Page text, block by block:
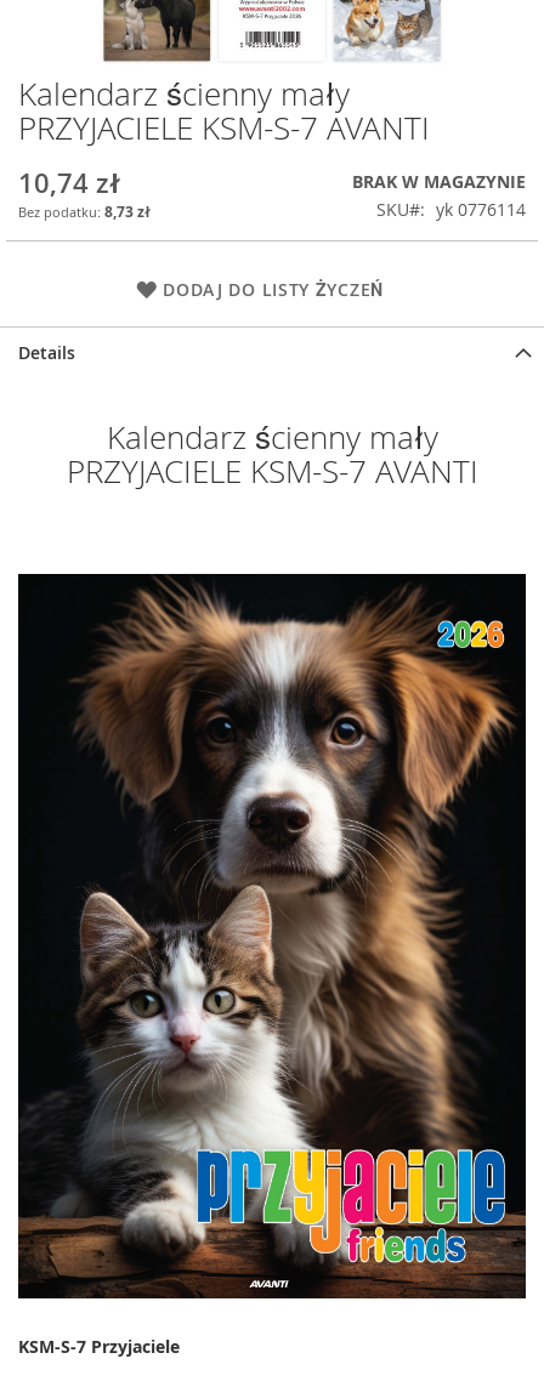
Przejdź
na
początek
Kalendarz ścienny mały
PRZYJACIELE KSM-S-7 AVANTI
10,74 zł
8,73 zł
BRAK W MAGAZYNIE
SKU
yk 0776114
DODAJ DO LISTY ŻYCZEŃ
Details
Kalendarz ścienny mały
PRZYJACIELE KSM-S-7 AVANTI
KSM-S-7 Przyjaciele